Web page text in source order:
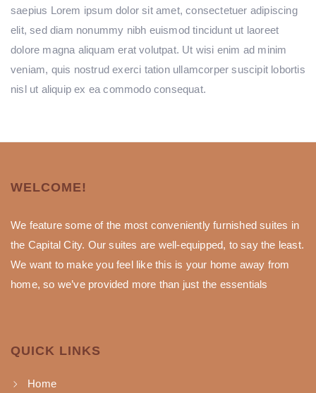
saepius Lorem ipsum dolor sit amet, consectetuer adipiscing
elit, sed diam nonummy nibh euismod tincidunt ut laoreet
dolore magna aliquam erat volutpat. Ut wisi enim ad minim
veniam, quis nostrud exerci tation ullamcorper suscipit lobortis
nisl ut aliquip ex ea commodo consequat.
WELCOME!
We feature some of the most conveniently furnished suites in
the Capital City. Our suites are well-equipped, to say the least.
We want to make you feel like this is your home away from
home, so we’ve provided more than just the essentials
QUICK LINKS
Home